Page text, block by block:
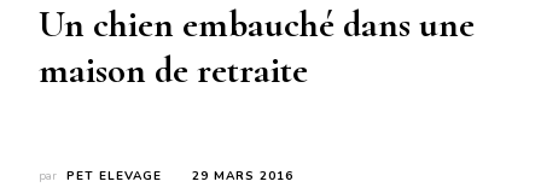
Un chien embauché dans une
maison de retraite
par PET ELEVAGE 29 MARS 2016